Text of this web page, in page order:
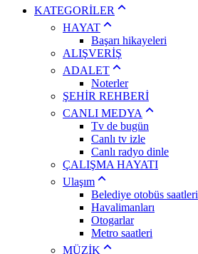
KATEGORİLER
HAYAT
Başarı hikayeleri
ALIŞVERİŞ
ADALET
Noterler
ŞEHİR REHBERİ
CANLI MEDYA
Tv de bugün
Canlı tv izle
Canlı radyo dinle
ÇALIŞMA HAYATI
Ulaşım
Belediye otobüs saatleri
Havalimanları
Otogarlar
Metro saatleri
MÜZİK